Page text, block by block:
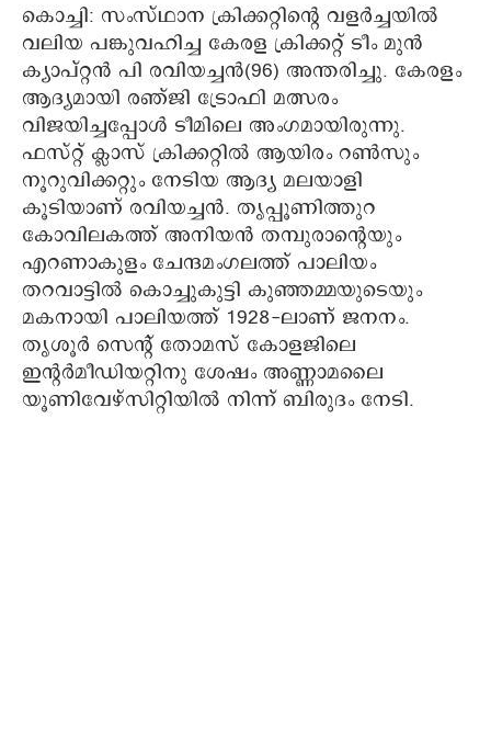
കൊച്ചി: സംസ്ഥാന ക്രിക്കറ്റിന്റെ വളര്‍ച്ചയില്‍
വലിയ പങ്കുവഹിച്ച കേരള ക്രിക്കറ്റ് ടീം മുന്‍
ക്യാപ്റ്റന്‍ പി രവിയച്ചന്‍(96) അന്തരിച്ചു. കേരളം
ആദ്യമായി രഞ്ജി ട്രോഫി മത്സരം
വിജയിച്ചപ്പോള്‍ ടീമിലെ അംഗമായിരുന്നു.
ഫസ്റ്റ് ക്ലാസ് ക്രിക്കറ്റില്‍ ആയിരം റണ്‍സും
നൂറുവിക്കറ്റും നേടിയ ആദ്യ മലയാളി
കൂടിയാണ് രവിയച്ചന്‍. തൃപ്പൂണിത്തുറ
കോവിലകത്ത് അനിയന്‍ തമ്പുരാന്റെയും
എറണാകുളം ചേന്ദമംഗലത്ത് പാലിയം
തറവാട്ടില്‍ കൊച്ചുകുട്ടി കുഞ്ഞമ്മയുടെയും
മകനായി പാലിയത്ത് 1928-ലാണ് ജനനം.
തൃശൂര്‍ സെന്റ് തോമസ് കോളജിലെ
ഇന്റര്‍മീഡിയറ്റിനു ശേഷം അണ്ണാമലൈ
യൂണിവേഴ്‌സിറ്റിയില്‍ നിന്ന് ബിരുദം നേടി.